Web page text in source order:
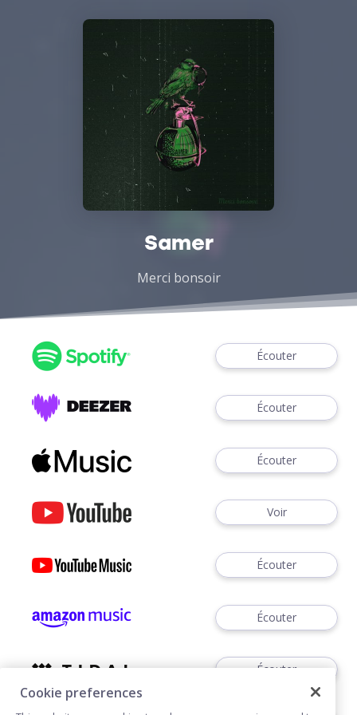
Samer
Merci bonsoir
Écouter
Écouter
Écouter
Voir
Écouter
Écouter
Écouter
Cookie preferences